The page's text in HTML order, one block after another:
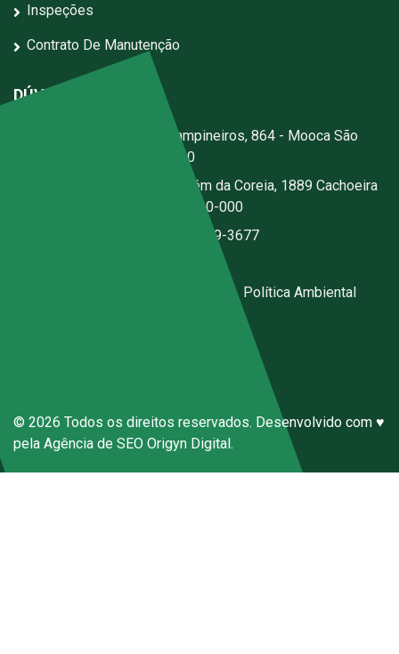
Inspeções
Contrato De Manutenção
DÚVIDAS?
Rua dos Campineiros, 864 - Mooca São
Paulo - SP - CEP: 03167-020
Estrada Jerusalém da Coreia, 1889 Cachoeira
- Santa Isabel - SP - CEP 07500-000
(11) 97059-3677
Política Ambiental
© 2026 Todos os direitos reservados. Desenvolvido com ♥
pela Agência de SEO Origyn Digital.